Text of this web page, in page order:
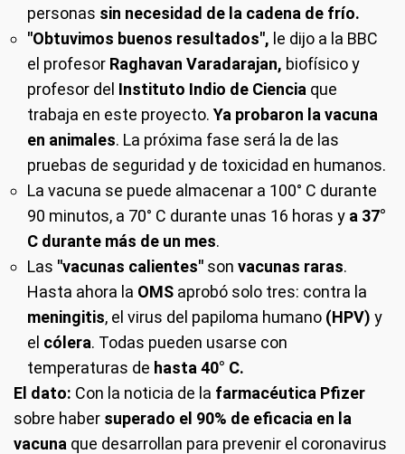
personas sin necesidad de la cadena de frío.
"Obtuvimos buenos resultados", le dijo a la BBC
el profesor Raghavan Varadarajan, biofísico y
profesor del Instituto Indio de Ciencia que
trabaja en este proyecto. Ya probaron la vacuna
en animales. La próxima fase será la de las
pruebas de seguridad y de toxicidad en humanos.
La vacuna se puede almacenar a 100° C durante
90 minutos, a 70° C durante unas 16 horas y a 37°
C durante más de un mes.
Las "vacunas calientes" son vacunas raras.
Hasta ahora la OMS aprobó solo tres: contra la
meningitis, el virus del papiloma humano (HPV) y
el cólera. Todas pueden usarse con
temperaturas de hasta 40° C.
El dato: Con la noticia de la farmacéutica Pfizer
sobre haber superado el 90% de eficacia en la
vacuna que desarrollan para prevenir el coronavirus